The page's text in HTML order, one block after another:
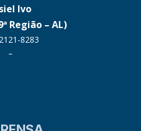
Ivo
Região – AL)
8283
–